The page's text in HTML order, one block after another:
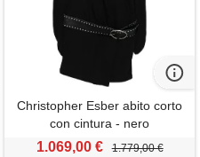
Christopher Esber abito corto
con cintura - nero
1.069,00 € 1.779,00 €